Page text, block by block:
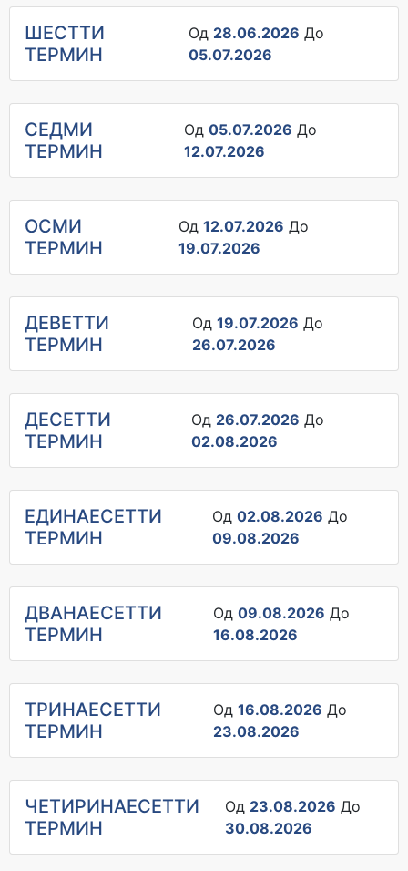
ШЕСТТИ
ТЕРМИН
Од 28.06.2026 До
05.07.2026
СЕДМИ
ТЕРМИН
Од05.07.2026 До
12.07.2026
ОСМИ
ТЕРМИН
Од12.07.2026 До
19.07.2026
ДЕВЕТТИ
ТЕРМИН
Од19.07.2026 До
26.07.2026
ДЕСЕТТИ
ТЕРМИН
Од 26.07.2026 До
02.08.2026
ЕДИНАЕСЕТТИ
ТЕРМИН
Од 02.08.2026 До
09.08.2026
ДВАНАЕСЕТТИ
ТЕРМИН
Од 09.08.2026 До
16.08.2026
ТРИНАЕСЕТТИ
ТЕРМИН
Од 16.08.2026 До
23.08.2026
ЧЕТИРИНАЕСЕТТИ
ТЕРМИН
Од 23.08.2026 До
30.08.2026